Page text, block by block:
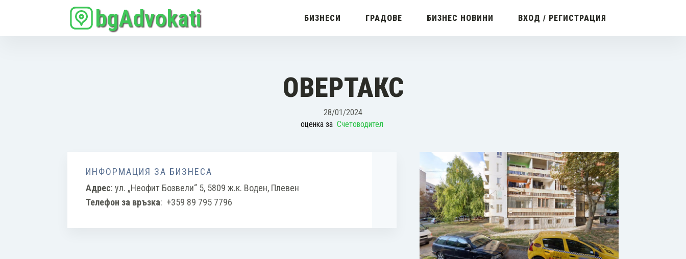
bgAdvokati БИЗНЕСИ ГРАДОВЕ БИЗНЕС НОВИНИ ВХОД / РЕГИСТРАЦИЯ
ОВЕРТАКС
28/01/2024
оценка за Счетоводител
ИНФОРМАЦИЯ ЗА БИЗНЕСА
Адрес: ул. „Неофит Бозвели“ 5, 5809 ж.к. Воден, Плевен
Телефон за връзка: +359 89 795 7796